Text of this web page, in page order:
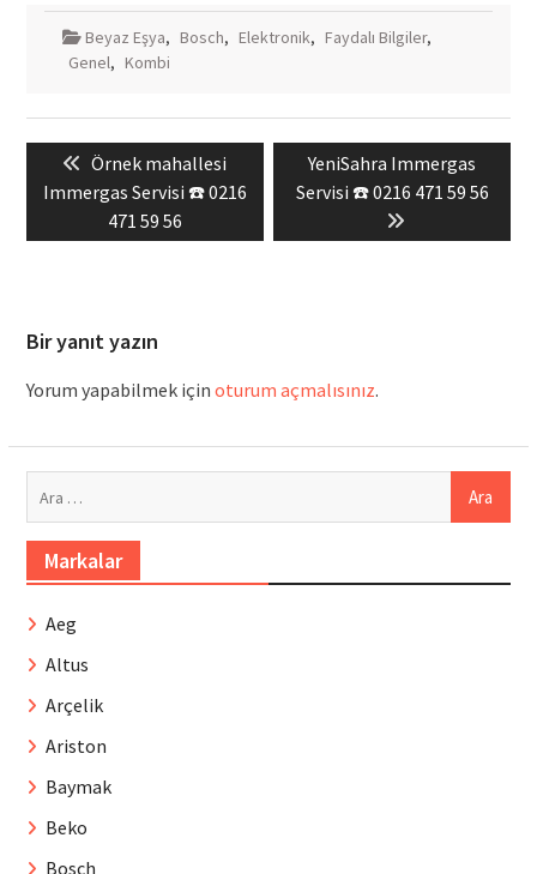
Beyaz Eşya, Bosch, Elektronik, Faydalı Bilgiler,
Genel, Kombi
Yazı
gezinmesi
Previous
post:
Örnek mahallesi
Immergas Servisi ☎️ 0216
471 59 56
Next
post:
YeniSahra Immergas
Servisi ☎️ 0216 471 59 56
Bir yanıt yazın
Yorum yapabilmek için oturum açmalısınız.
Markalar
Aeg
Altus
Arçelik
Ariston
Baymak
Beko
Bosch